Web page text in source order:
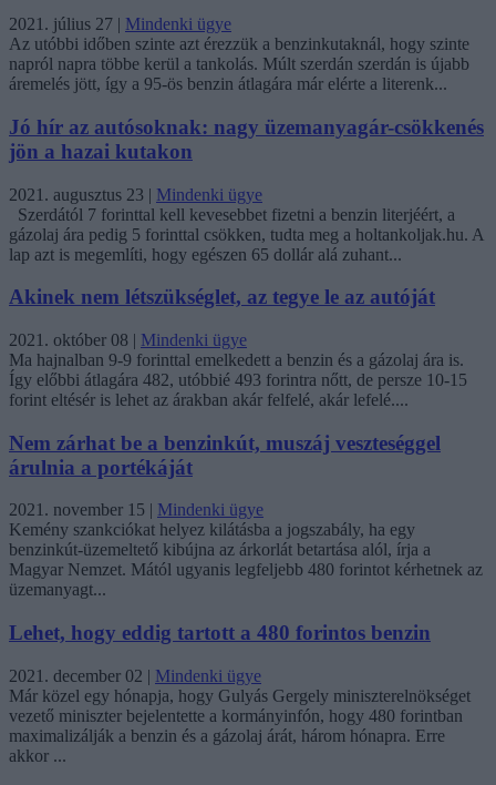
2021. július 27 | Mindenki ügye
Az utóbbi időben szinte azt érezzük a benzinkutaknál, hogy szinte
napról napra többe kerül a tankolás. Múlt szerdán szerdán is újabb
áremelés jött, így a 95-ös benzin átlagára már elérte a literenk...
Jó hír az autósoknak: nagy üzemanyagár-csökkenés
jön a hazai kutakon
2021. augusztus 23 | Mindenki ügye
Szerdától 7 forinttal kell kevesebbet fizetni a benzin literjéért, a
gázolaj ára pedig 5 forinttal csökken, tudta meg a holtankoljak.hu. A
lap azt is megemlíti, hogy egészen 65 dollár alá zuhant...
Akinek nem létszükséglet, az tegye le az autóját
2021. október 08 | Mindenki ügye
Ma hajnalban 9-9 forinttal emelkedett a benzin és a gázolaj ára is.
Így előbbi átlagára 482, utóbbié 493 forintra nőtt, de persze 10-15
forint eltésér is lehet az árakban akár felfelé, akár lefelé....
Nem zárhat be a benzinkút, muszáj veszteséggel
árulnia a portékáját
2021. november 15 | Mindenki ügye
Kemény szankciókat helyez kilátásba a jogszabály, ha egy
benzinkút-üzemeltető kibújna az árkorlát betartása alól, írja a
Magyar Nemzet. Mától ugyanis legfeljebb 480 forintot kérhetnek az
üzemanyagt...
Lehet, hogy eddig tartott a 480 forintos benzin
2021. december 02 | Mindenki ügye
Már közel egy hónapja, hogy Gulyás Gergely miniszterelnökséget
vezető miniszter bejelentette a kormányinfón, hogy 480 forintban
maximalizálják a benzin és a gázolaj árát, három hónapra. Erre
akkor ...